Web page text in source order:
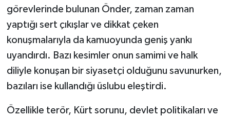
görevlerinde bulunan Önder, zaman zaman
yaptığı sert çıkışlar ve dikkat çeken
konuşmalarıyla da kamuoyunda geniş yankı
uyandırdı. Bazı kesimler onun samimi ve halk
diliyle konuşan bir siyasetçi olduğunu savunurken,
bazıları ise kullandığı üslubu eleştirdi.
Özellikle terör, Kürt sorunu, devlet politikaları ve